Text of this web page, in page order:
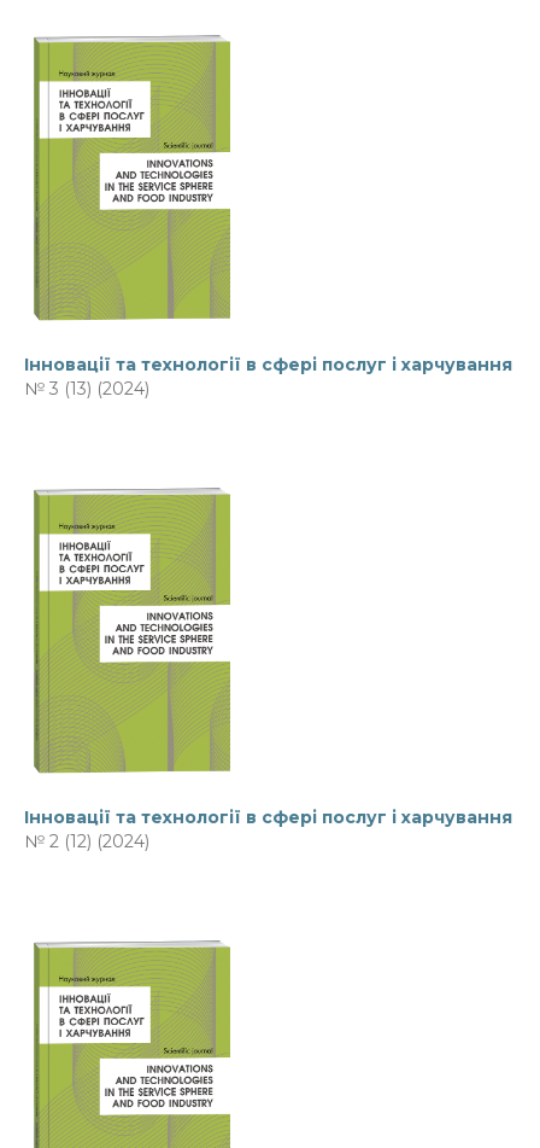
Інновації та технології в сфері послуг і харчування
№ 3 (13) (2024)
Інновації та технології в сфері послуг і харчування
№ 2 (12) (2024)